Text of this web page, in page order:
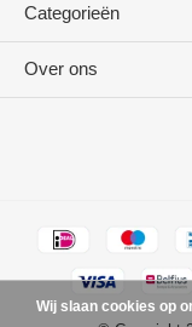
Categorieën
Over ons
Wij slaan cookies op